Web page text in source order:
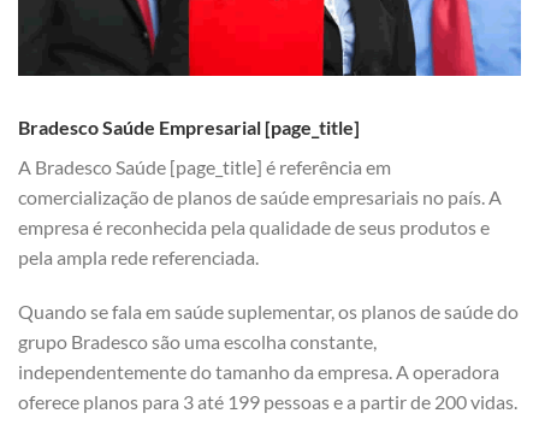
Bradesco Saúde Empresarial [page_title]
A Bradesco Saúde [page_title] é referência em
comercialização de planos de saúde empresariais no país. A
empresa é reconhecida pela qualidade de seus produtos e
pela ampla rede referenciada.
Quando se fala em saúde suplementar, os planos de saúde do
grupo Bradesco são uma escolha constante,
independentemente do tamanho da empresa. A operadora
oferece planos para 3 até 199 pessoas e a partir de 200 vidas.